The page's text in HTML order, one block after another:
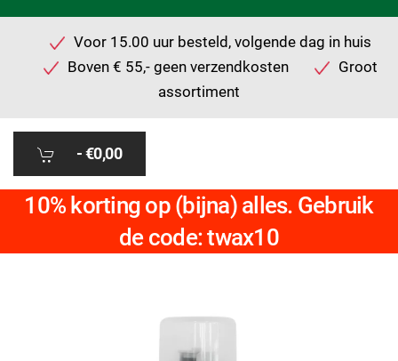
Voor 15.00 uur besteld, volgende dag in huis
Boven € 55,- geen verzendkosten
Groot
assortiment
-€0,00
10% korting op (bijna) alles. Gebruik
de code: twax10